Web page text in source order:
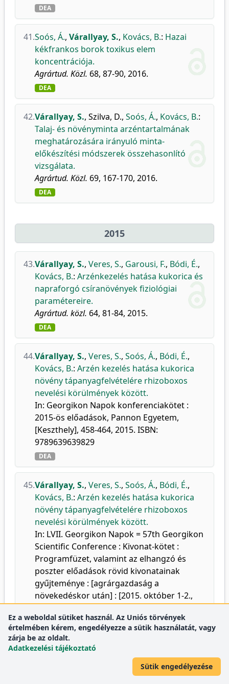
DEA
41.Soós, Á., Várallyay, S., Kovács, B.: Hazai
kékfrankos borok toxikus elem
koncentrációja.
Agrártud. Közl. 68, 87-90, 2016.
DEA
42.Várallyay, S., Szilva, D., Soós, Á., Kovács, B.:
Talaj- és növényminta arzéntartalmának
meghatározására irányuló minta-
előkészítési módszerek összehasonlító
vizsgálata.
Agrártud. Közl. 69, 167-170, 2016.
DEA
2015
43.Várallyay, S., Veres, S., Garousi, F., Bódi, É.,
Kovács, B.: Arzénkezelés hatása kukorica és
napraforgó csíranövények fiziológiai
paramétereire.
Agrártud. közl. 64, 81-84, 2015.
DEA
44.Várallyay, S., Veres, S., Soós, Á., Bódi, É.,
Kovács, B.: Arzén kezelés hatása kukorica
növény tápanyagfelvételére rhizoboxos
nevelési körülmények között.
In: Georgikon Napok konferenciakötet :
2015-ös előadások, Pannon Egyetem,
[Keszthely], 458-464, 2015. ISBN:
9789639639829
DEA
45.Várallyay, S., Veres, S., Soós, Á., Bódi, É.,
Kovács, B.: Arzén kezelés hatása kukorica
növény tápanyagfelvételére rhizoboxos
nevelési körülmények között.
In: LVII. Georgikon Napok = 57th Georgikon
Scientific Conference : Kivonat-kötet :
Programfüzet, valamint az elhangzó és
poszter előadások rövid kivonatainak
gyűjteménye : [agrárgazdaság a
növekedéskor után] : [2015. október 1-2.,
Keszthely]. Szerk.: Nagy Zita Barabara,
Pannon Egyetem Georgikon Kar, Keszthely,
123, 2015. ISBN: 9789639639812
DEA
Garousi, F.,Veres, S.,
Ez a weboldal sütiket használ. Az Uniós törvények
értelmében kérem, engedélyezze a sütik használatát, vagy
zárja be az oldalt.
Adatkezelési tájékoztató
Sütik engedélyezése